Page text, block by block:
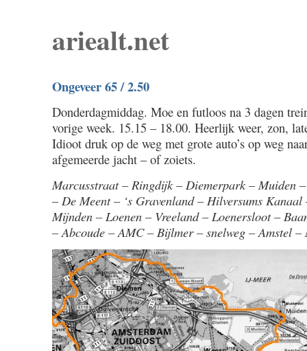
ariealt.net
Ongeveer 65 / 2.50
Donderdagmiddag. Moe en futloos na 3 dagen
vorige week. 15.15 – 18.00. Heerlijk weer, zon,
Idioot druk op de weg met grote auto’s op weg
afgemeerde jacht – of zoiets.
Marcusstraat – Ringdijk – Diemerpark – Muiden
– De Meent – ‘s Gravenland – Hilversums Kanaal
Mijnden – Loenen – Vreeland – Loenersloot –
– Abcoude – AMC – Bijlmer – snelweg – Amstel